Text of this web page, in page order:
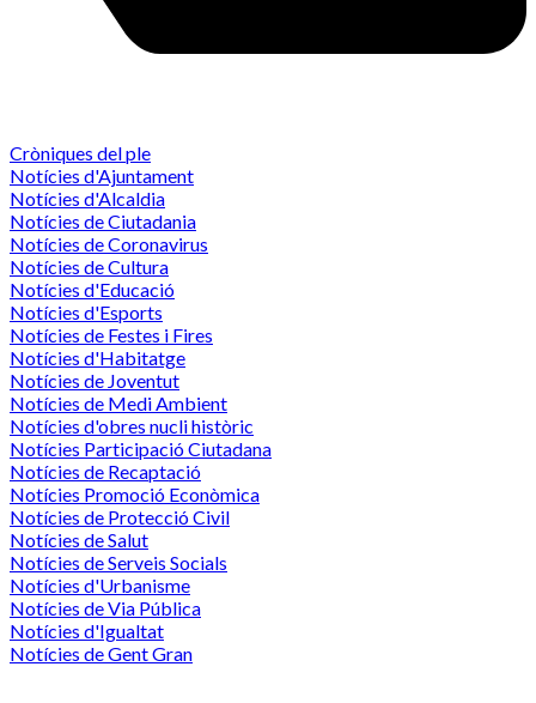
Cròniques del ple
Notícies d'Ajuntament
Notícies d'Alcaldia
Notícies de Ciutadania
Notícies de Coronavirus
Notícies de Cultura
Notícies d'Educació
Notícies d'Esports
Notícies de Festes i Fires
Notícies d'Habitatge
Notícies de Joventut
Notícies de Medi Ambient
Notícies d'obres nucli històric
Notícies Participació Ciutadana
Notícies de Recaptació
Notícies Promoció Econòmica
Notícies de Protecció Civil
Notícies de Salut
Notícies de Serveis Socials
Notícies d'Urbanisme
Notícies de Via Pública
Notícies d'Igualtat
Notícies de Gent Gran